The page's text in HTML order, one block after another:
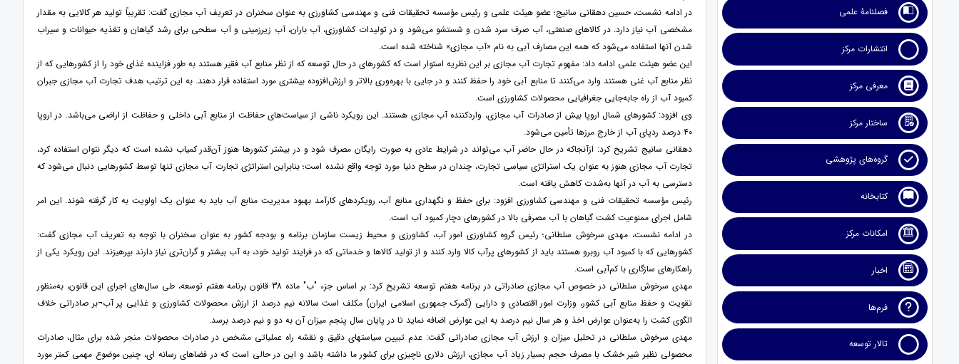
فصلنامۀ علمی
انتشارات مرکز
معرفی مرکز
ساختار مرکز
گروه‌های پژوهشی
کتابخانه
امکانات مرکز
اخبار
فرم‌ها
تالار توسعه
در ادامه نشست، حسین دهقانی سانیج؛ عضو هیئت علمی و رئیس مؤسسه تحقیقات فنی و مهندسی کشاورزی به عنوان سخنران در تعریف آب مجازی گفت: تقریباً تولید هر کالایی به مقدار
مشخصی آب نیاز دارد. در کالاهای صنعتی، آب صرف سرد شدن و شستشو می‌شود و در تولیدات کشاورزی، آب باران، آب زیرزمینی و آب سطحی برای رشد گیاهان و تغذیه حیوانات و سیراب
شدن آنها استفاده می‌شود که همه این مصارف آبی به نام «آب مجازی» شناخته شده است.
این عضو هیئت علمی ادامه داد: مفهوم تجارت آب مجازی بر این نظریه استوار است که کشورهای در حال توسعه‌ که از نظر منابع آب فقیر هستند به طور فزاینده غذای خود را از کشورهایی که از
نظر منابع آب غنی هستند وارد می‌کنند تا منابع آبی خود را حفظ کنند و در جایی با بهره‌وری بالاتر و ارزش‌افزوده بیشتری مورد استفاده قرار دهند. به این ترتیب هدف تجارت آب مجازی جبران
کمبود آب از راه جابه‌جایی جغرافیایی محصولات کشاورزی است.
وی افزود: کشورهای شمال اروپا بیش از صادرات آب مجازی، واردکننده آب مجازی هستند. این رویکرد ناشی از سیاست‌های حفاظت از منابع آبی داخلی و حفاظت از اراضی می‌باشد. در اروپا
۴۰ درصد ردپای آب از خارج مرزها تأمین می‌شود.
دهقانی سانیج تشریح کرد: ازآنجاکه در حال حاضر آب می‌تواند در شرایط عادی به صورت رایگان مصرف شود و در بیشتر کشورها هنوز آن‌قدر کمیاب نشده است که دیگر نتوان استفاده کرد،
تجارت آب مجازی هنوز به عنوان یک استراتژی سیاسی تجارت، چندان در سطح دنیا مورد توجه واقع نشده است؛ بنابراین استراتژی تجارت آب مجازی تنها توسط کشورهایی دنبال می‌شود که
دسترسی به آب در آنها به‌شدت کاهش یافته است.
رئیس مؤسسه تحقیقات فنی و مهندسی کشاورزی افزود: برای حفظ و نگهداری منابع آب، رویکردهای کارآمد بهبود مدیریت منابع آب باید به عنوان یک اولویت به کار گرفته شوند. این امر
شامل اجرای ممنوعیت کشت گیاهان با آب مصرفی بالا در کشورهای دچار کمبود آب است.
در ادامه نشست، مهدی سرخوش سلطانی؛ رئیس گروه کشاورزی امور آب، کشاورزی و محیط زیست سازمان برنامه و بودجه کشور به عنوان سخنران با توجه به تعریف آب مجازی گفت:
کشورهایی که با کمبود آب روبرو هستند باید از کشورهای پرآب کالا وارد کنند و از تولید کالاها و خدماتی که در فرایند تولید خود، به آب بیشتر و گران‌تری نیاز دارند بپرهیزند. این رویکرد یکی از
راهکارهای سازگاری با کم‌آبی است.
مهدی سرخوش سلطانی در خصوص آب مجازی صادراتی در برنامه هفتم توسعه تشریح کرد: بر اساس جزء "ب" ماده 38 قانون برنامه هفتم توسعه، طی سال‌های اجرای این قانون، به‌منظور
تقویت و حفظ منابع آبی کشور، وزارت امور اقتصادی و دارایی (گمرک جمهوری اسلامی ایران) مکلف است سالانه نیم درصد از ارزش محصولات کشاورزی و غذایی پر آب¬بر صادراتی خلاف
الگوی کشت را به‌عنوان عوارض اخذ و هر سال نیم درصد به این عوارض اضافه نماید تا در پایان سال پنجم میزان آن به دو و نیم درصد برسد.
مهدی سرخوش سلطانی در تحلیل میزان و ارزش آب مجازی صادراتی گفت: عدم تبیین سیاستهای دقیق و نقشه راه عملیاتی مشخص در صادرات محصولات منجر شده برای مثال، صادرات
محصولی نظیر شیر خشک با مصرف حجم بسیار زیاد آب مجازی، ارزش دلاری ناچیزی برای کشور ما داشته باشد و این در حالی است که در فضاهای رسانه ای، چنین موضوع مهمی کمتر مورد